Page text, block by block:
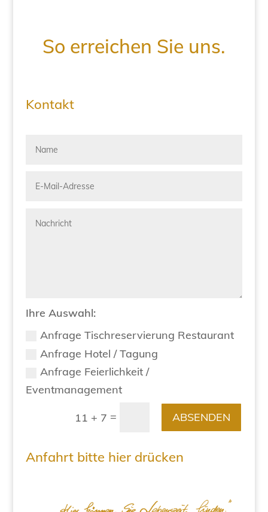
So erreichen Sie uns.
Kontakt
Ihre Auswahl:
Anfrage Tischreservierung Restaurant
Anfrage Hotel / Tagung
Anfrage Feierlichkeit /
Eventmanagement
11 + 7 = ABSENDEN
Anfahrt bitte hier drücken